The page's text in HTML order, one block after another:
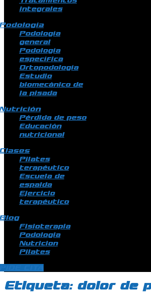
integrales
Podología
general
Podología
específica
Ortopodología
Estudio
biomecánico de
la pisada
Pérdida de peso
Educación
nutricional
Pilates
terapéutico
Escuela de
espalda
Ejercicio
terapéutico
Fisioterapia
Podologia
Nutricion
Pilates
Etiqueta: dolor de